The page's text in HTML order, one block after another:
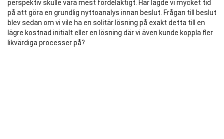
perspektiv skulle vara mest fördelaktigt. Här lagde vi mycket tid
på att göra en grundlig nyttoanalys innan beslut. Frågan till beslut
blev sedan om vi vile ha en solitär lösning på exakt detta till en
lägre kostnad initialt eller en lösning där vi även kunde koppla fler
likvärdiga processer på?